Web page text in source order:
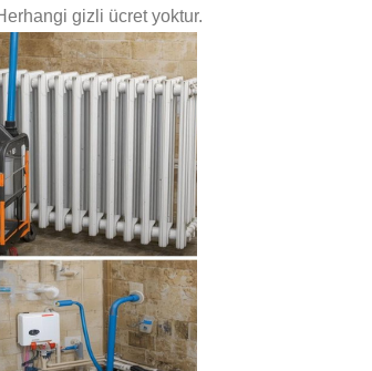
gizli ücret yoktur.